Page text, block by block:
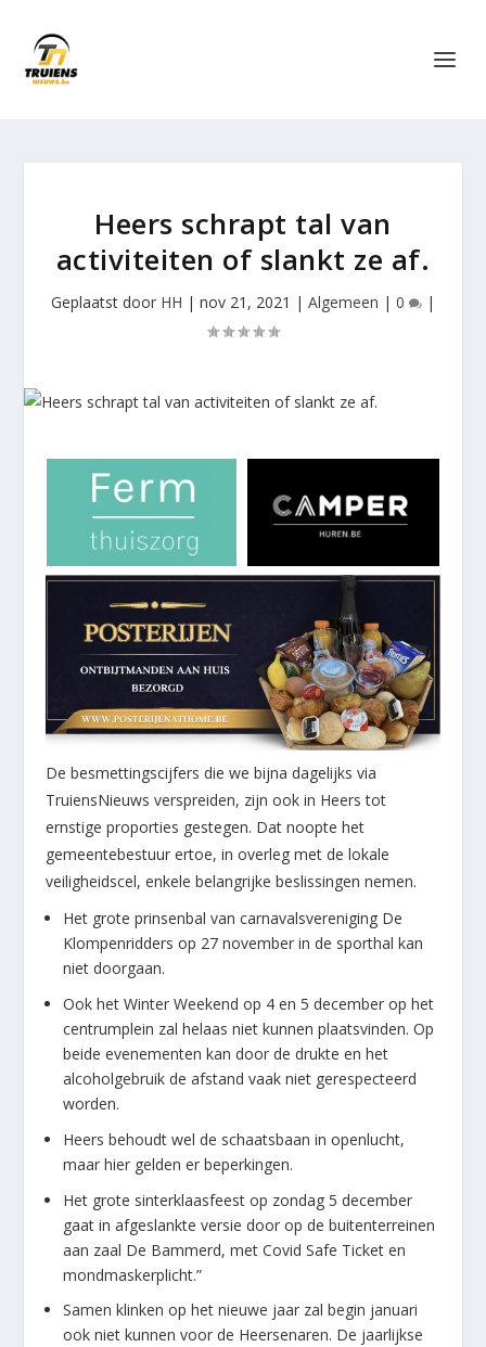
Heers schrapt tal van
activiteiten of slankt ze af.
Geplaatst door HH | nov 21, 2021 | Algemeen | 0 |
De besmettingscijfers die we bijna dagelijks via
TruiensNieuws verspreiden, zijn ook in Heers tot
ernstige proporties gestegen. Dat noopte het
gemeentebestuur ertoe, in overleg met de lokale
veiligheidscel, enkele belangrijke beslissingen nemen.
Het grote prinsenbal van carnavalsvereniging De
Klompenridders op 27 november in de sporthal kan
niet doorgaan.
Ook het Winter Weekend op 4 en 5 december op het
centrumplein zal helaas niet kunnen plaatsvinden. Op
beide evenementen kan door de drukte en het
alcoholgebruik de afstand vaak niet gerespecteerd
worden.
Heers behoudt wel de schaatsbaan in openlucht,
maar hier gelden er beperkingen.
Het grote sinterklaasfeest op zondag 5 december
gaat in afgeslankte versie door op de buitenterreinen
aan zaal De Bammerd, met Covid Safe Ticket en
mondmaskerplicht.”
Samen klinken op het nieuwe jaar zal begin januari
ook niet kunnen voor de Heersenaren. De jaarlijkse